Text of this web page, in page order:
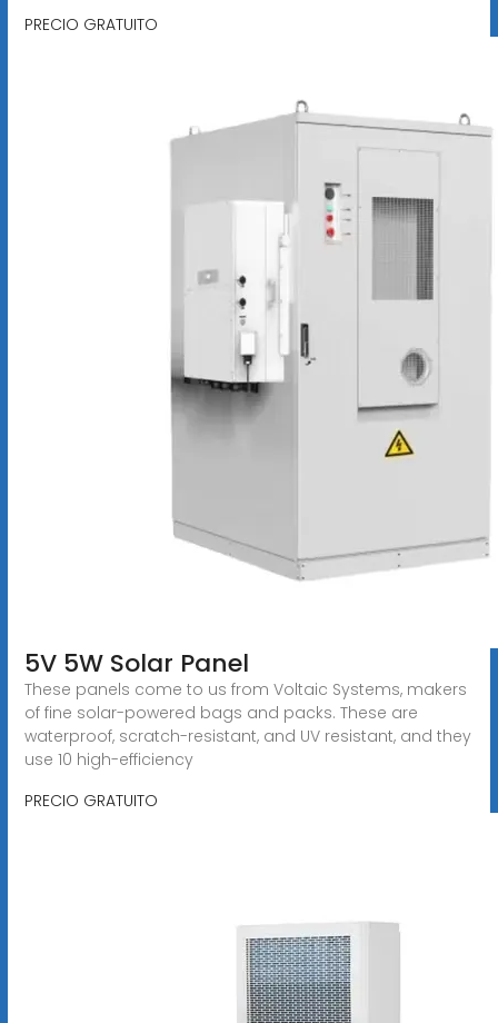
PRECIO GRATUITO
5V 5W Solar Panel
These panels come to us from Voltaic Systems, makers
of fine solar-powered bags and packs. These are
waterproof, scratch-resistant, and UV resistant, and they
use 10 high-efficiency
PRECIO GRATUITO